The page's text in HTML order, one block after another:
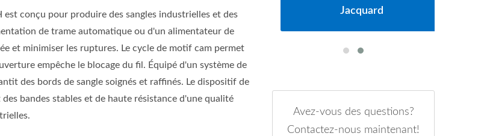
conçu pour produire des sangles industrielles et des
de trame automatique ou d'un alimentateur de
et minimiser les ruptures. Le cycle de motif cam permet
empêche le blocage du fil. Équipé d'un système de
des bords de sangle soignés et raffinés. Le dispositif de
bandes stables et de haute résistance d'une qualité
Aiguille
Jacquard
Avez-vous des questions?
Contactez-nous maintenant!